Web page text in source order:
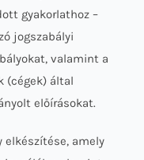
gyakorlathoz –
jogszabályi
valamint a
(cégek) által
előírásokat.
elkészítése, amely